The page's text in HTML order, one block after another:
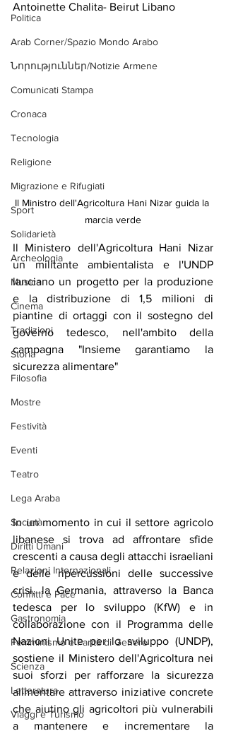
Politica
Arab Corner/Spazio Mondo Arabo
Նորություններ/Notizie Armene
Comunicati Stampa
Cronaca
Tecnologia
Religione
Migrazione e Rifugiati
Sport
Solidarietà
Archeologia
Musica
Cinema
Tradizioni
Storia
Filosofia
Mostre
Festività
Eventi
Teatro
Lega Araba
Società
Diritti Umani
Relazioni Internazionali
Conflitti e Pace
Gastronomia
Femminismo e Parità di Genere
Scienza
Letteratura
Viaggi e Turismo
Antoinette Chalita- Beirut Libano
Il Ministro dell'Agricoltura Hani Nizar guida la
marcia verde
Il Ministero dell'Agricoltura Hani Nizar
un militante ambientalista e l'UNDP
lanciano un progetto per la produzione
e la distribuzione di 1,5 milioni di
piantine di ortaggi con il sostegno del
governo tedesco, nell'ambito della
campagna "Insieme garantiamo la
sicurezza alimentare"
In un momento in cui il settore agricolo
libanese si trova ad affrontare sfide
crescenti a causa degli attacchi israeliani
e delle ripercussioni delle successive
crisi, la Germania, attraverso la Banca
tedesca per lo sviluppo (KfW) e in
collaborazione con il Programma delle
Nazioni Unite per lo sviluppo (UNDP),
sostiene il Ministero dell'Agricoltura nei
suoi sforzi per rafforzare la sicurezza
alimentare attraverso iniziative concrete
che aiutino gli agricoltori più vulnerabili
a mantenere e incrementare la